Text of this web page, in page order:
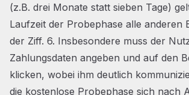
(z.B. drei Monate statt sieben Tage)
Laufzeit der Probephase alle anderen
der Ziff. 6. Insbesondere muss der
Zahlungsdaten angeben und auf den
klicken, wobei ihm deutlich
die kostenlose Probephase sich nach